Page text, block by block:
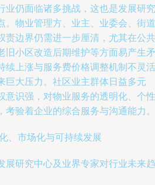
业仍面临诸多挑战，这也是发展研究
。物业管理方、业主、业委会、街道
责边界仍需进一步厘清，尤其在公共
旧小区改造后期维护等方面易产生矛
续上涨与服务费价格调整机制不灵活
巨大压力。社区业主群体日益多元
意识强，对物业服务的透明化、个性
考验着企业的综合服务与沟通能力。
、市场化与可持续发展
展研究中心及业界专家对行业未来趋